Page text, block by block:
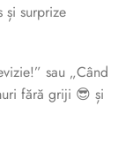
și surprize
sau „Când
fără griji 😎 și